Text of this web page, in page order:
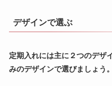
デザインで選ぶ
定期入れには主に２つのデザ
みのデザインで選びましょう。